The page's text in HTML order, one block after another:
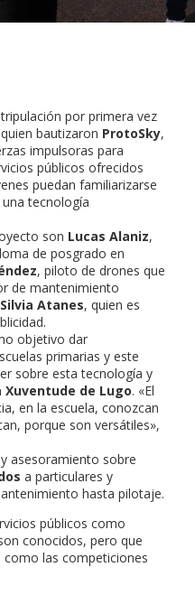
por primera vez
bautizaron ProtoSky,
impulsoras para
públicos ofrecidos
puedan familiarizarse
tecnología
son Lucas Alaniz,
de posgrado en
, piloto de drones que
de mantenimiento
Silvia Atanes, quien es
objetivo dar
primarias y este
sobre esta tecnología y
Xuventude de Lugo. «El
en la escuela, conozcan
porque son versátiles»,
asesoramiento sobre
a particulares y
hasta pilotaje.
públicos como
conocidos, pero que
las competiciones